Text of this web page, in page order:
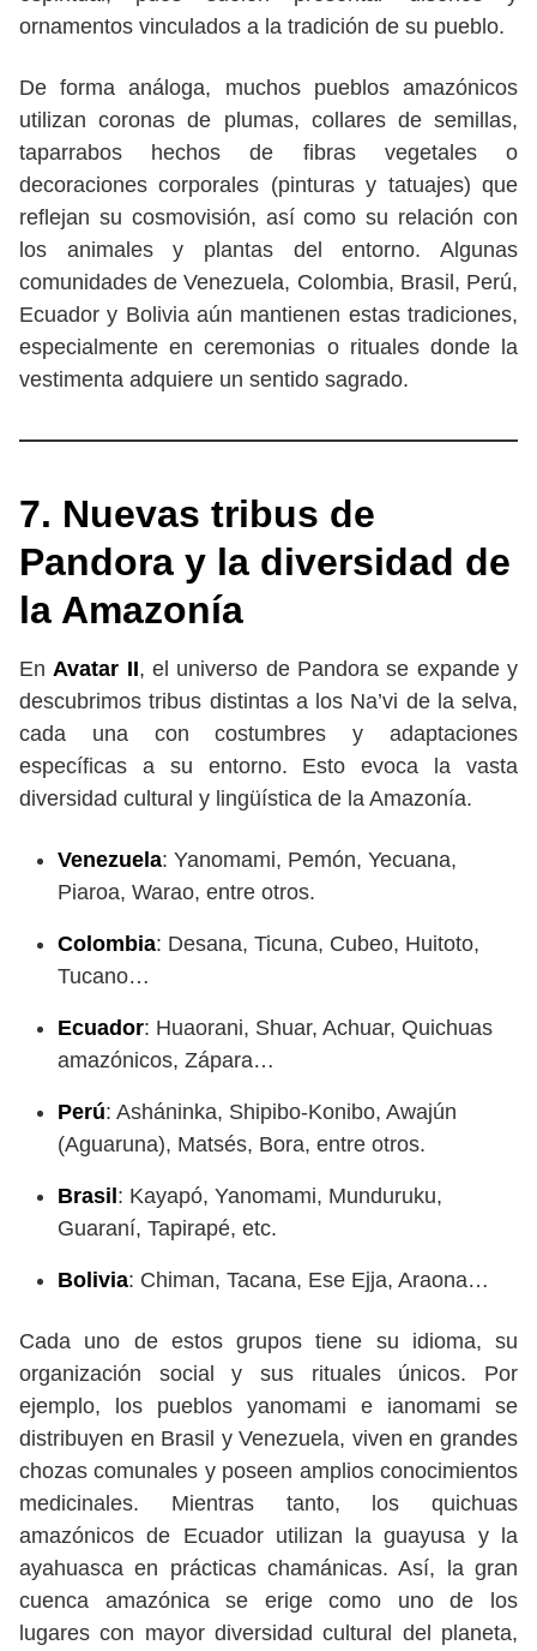
ornamentos vinculados a la tradición de su pueblo.
De forma análoga, muchos pueblos amazónicos
utilizan coronas de plumas, collares de semillas,
taparrabos hechos de fibras vegetales o
decoraciones corporales (pinturas y tatuajes) que
reflejan su cosmovisión, así como su relación con
los animales y plantas del entorno. Algunas
comunidades de Venezuela, Colombia, Brasil, Perú,
Ecuador y Bolivia aún mantienen estas tradiciones,
especialmente en ceremonias o rituales donde la
vestimenta adquiere un sentido sagrado.
7. Nuevas tribus de
Pandora y la diversidad de
la Amazonía
EnAvatar II, el universo de Pandora se expande y
descubrimos tribus distintas a los Na’vi de la selva,
cada una con costumbres y adaptaciones
específicas a su entorno. Esto evoca la vasta
diversidad cultural y lingüística de la Amazonía.
Venezuela: Yanomami, Pemón, Yecuana,
Piaroa, Warao, entre otros.
Colombia: Desana, Ticuna, Cubeo, Huitoto,
Tucano…
Ecuador: Huaorani, Shuar, Achuar, Quichuas
amazónicos, Zápara…
Perú: Asháninka, Shipibo-Konibo, Awajún
(Aguaruna), Matsés, Bora, entre otros.
Brasil : Kayapó, Yanomami, Munduruku,
Guaraní, Tapirapé, etc.
Bolivia: Chiman, Tacana, Ese Ejja, Araona…
Cada uno de estos grupos tiene su idioma, su
organización social y sus rituales únicos. Por
ejemplo, los pueblos yanomami e ianomami se
distribuyen en Brasil y Venezuela, viven en grandes
chozas comunales y poseen amplios conocimientos
medicinales. Mientras tanto, los quichuas
amazónicos de Ecuador utilizan la guayusa y la
ayahuasca en prácticas chamánicas. Así, la gran
cuenca amazónica se erige como uno de los
lugares con mayor diversidad cultural del planeta,